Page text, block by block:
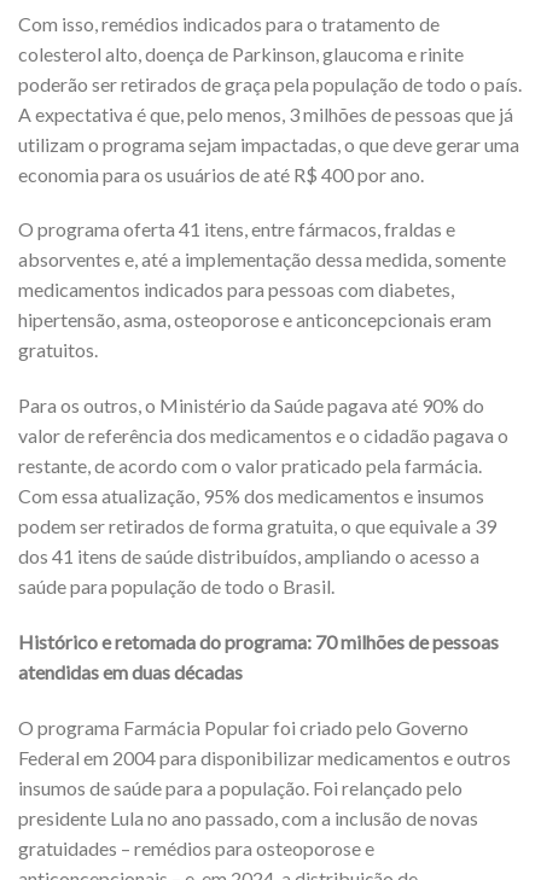
Com isso, remédios indicados para o tratamento de
colesterol alto, doença de Parkinson, glaucoma e rinite
poderão ser retirados de graça pela população de todo o país.
A expectativa é que, pelo menos, 3 milhões de pessoas que já
utilizam o programa sejam impactadas, o que deve gerar uma
economia para os usuários de até R$ 400 por ano.
O programa oferta 41 itens, entre fármacos, fraldas e
absorventes e, até a implementação dessa medida, somente
medicamentos indicados para pessoas com diabetes,
hipertensão, asma, osteoporose e anticoncepcionais eram
gratuitos.
Para os outros, o Ministério da Saúde pagava até 90% do
valor de referência dos medicamentos e o cidadão pagava o
restante, de acordo com o valor praticado pela farmácia.
Com essa atualização, 95% dos medicamentos e insumos
podem ser retirados de forma gratuita, o que equivale a 39
dos 41 itens de saúde distribuídos, ampliando o acesso a
saúde para população de todo o Brasil.
Histórico e retomada do programa: 70 milhões de pessoas
atendidas em duas décadas
O programa Farmácia Popular foi criado pelo Governo
Federal em 2004 para disponibilizar medicamentos e outros
insumos de saúde para a população. Foi relançado pelo
presidente Lula no ano passado, com a inclusão de novas
gratuidades – remédios para osteoporose e